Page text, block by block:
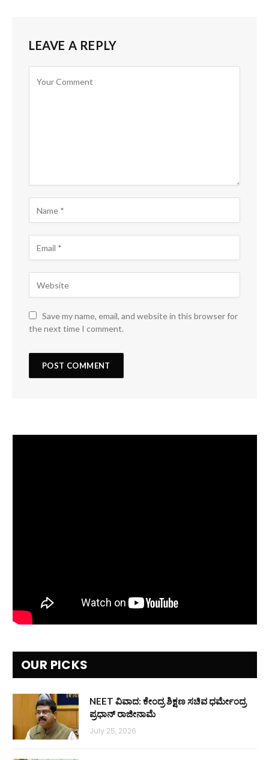
LEAVE A REPLY
Save my name, email, and website in this browser for
the next time I comment.
OUR PICKS
NEET ವಿವಾದ: ಕೇಂದ್ರ ಶಿಕ್ಷಣ ಸಚಿವ ಧರ್ಮೇಂದ್ರ
ಪ್ರಧಾನ್ ರಾಜೀನಾಮೆ
July 25, 2026